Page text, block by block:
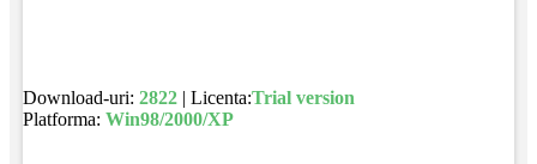
Download-uri: 2822| Licenta:Trial version
Platforma: Win98/2000/XP